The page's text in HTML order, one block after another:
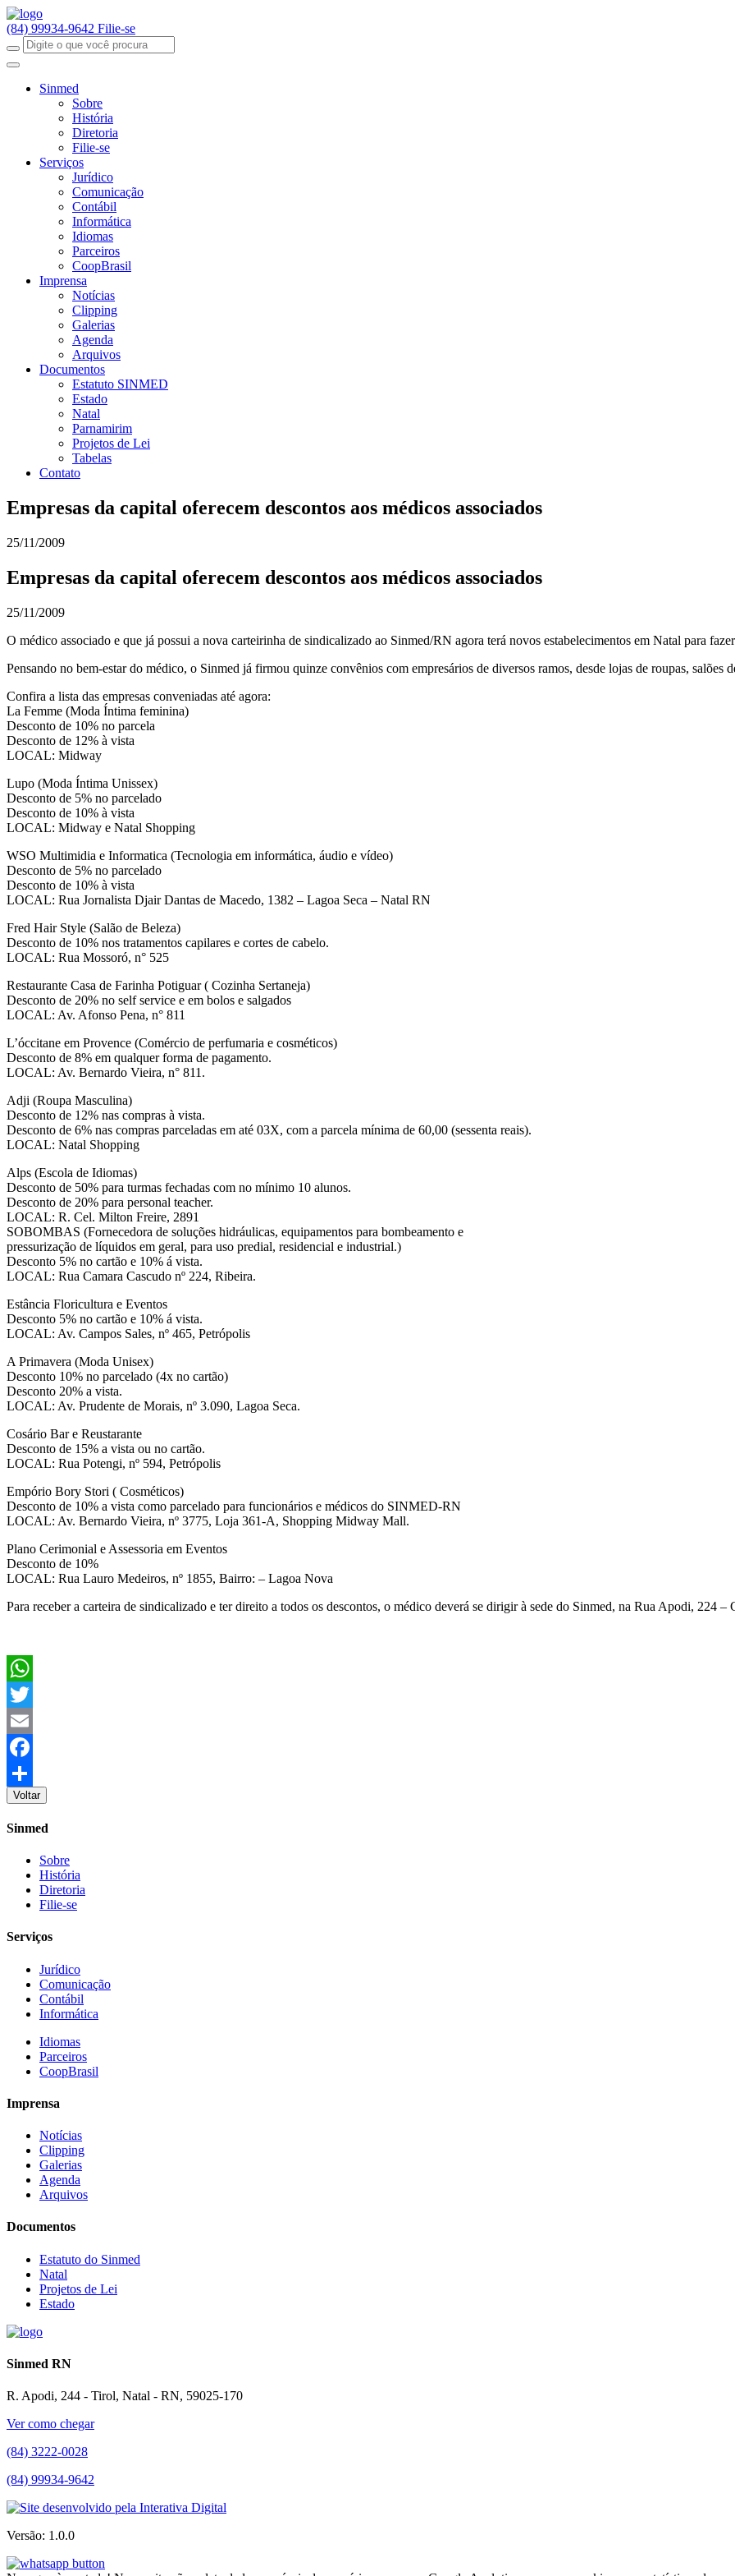
(84) 99934-9642 Filie-se
Sinmed
Sobre
História
Diretoria
Filie-se
Serviços
Jurídico
Comunicação
Contábil
Informática
Idiomas
Parceiros
CoopBrasil
Imprensa
Notícias
Clipping
Galerias
Agenda
Arquivos
Documentos
Estatuto SINMED
Estado
Natal
Parnamirim
Projetos de Lei
Tabelas
Contato
Empresas da capital oferecem descontos aos médicos associados
25/11/2009
Empresas da capital oferecem descontos aos médicos associados
25/11/2009
O médico associado e que já possui a nova carteirinha de sindicalizado ao Sinmed/RN agora terá novos estabelecimentos em Natal para
Pensando no bem-estar do médico, o Sinmed já firmou quinze convênios com empresários de diversos ramos, desde lojas de roupas, salões
Confira a lista das empresas conveniadas até agora:
La Femme (Moda Íntima feminina)
Desconto de 10% no parcela
Desconto de 12% à vista
LOCAL: Midway
Lupo (Moda Íntima Unissex)
Desconto de 5% no parcelado
Desconto de 10% à vista
LOCAL: Midway e Natal Shopping
WSO Multimidia e Informatica (Tecnologia em informática, áudio e vídeo)
Desconto de 5% no parcelado
Desconto de 10% à vista
LOCAL: Rua Jornalista Djair Dantas de Macedo, 1382 – Lagoa Seca – Natal RN
Fred Hair Style (Salão de Beleza)
Desconto de 10% nos tratamentos capilares e cortes de cabelo.
LOCAL: Rua Mossoró, n° 525
Restaurante Casa de Farinha Potiguar ( Cozinha Sertaneja)
Desconto de 20% no self service e em bolos e salgados
LOCAL: Av. Afonso Pena, n° 811
L’óccitane em Provence (Comércio de perfumaria e cosméticos)
Desconto de 8% em qualquer forma de pagamento.
LOCAL: Av. Bernardo Vieira, n° 811.
Adji (Roupa Masculina)
Desconto de 12% nas compras à vista.
Desconto de 6% nas compras parceladas em até 03X, com a parcela mínima de 60,00 (sessenta reais).
LOCAL: Natal Shopping
Alps (Escola de Idiomas)
Desconto de 50% para turmas fechadas com no mínimo 10 alunos.
Desconto de 20% para personal teacher.
LOCAL: R. Cel. Milton Freire, 2891
SOBOMBAS (Fornecedora de soluções hidráulicas, equipamentos para bombeamento e
pressurização de líquidos em geral, para uso predial, residencial e industrial.)
Desconto 5% no cartão e 10% á vista.
LOCAL: Rua Camara Cascudo nº 224, Ribeira.
Estância Floricultura e Eventos
Desconto 5% no cartão e 10% á vista.
LOCAL: Av. Campos Sales, nº 465, Petrópolis
A Primavera (Moda Unisex)
Desconto 10% no parcelado (4x no cartão)
Desconto 20% a vista.
LOCAL: Av. Prudente de Morais, nº 3.090, Lagoa Seca.
Cosário Bar e Reustarante
Desconto de 15% a vista ou no cartão.
LOCAL: Rua Potengi, nº 594, Petrópolis
Empório Bory Stori ( Cosméticos)
Desconto de 10% a vista como parcelado para funcionários e médicos do SINMED-RN
LOCAL: Av. Bernardo Vieira, nº 3775, Loja 361-A, Shopping Midway Mall.
Plano Cerimonial e Assessoria em Eventos
Desconto de 10%
LOCAL: Rua Lauro Medeiros, nº 1855, Bairro: – Lagoa Nova
Para receber a carteira de sindicalizado e ter direito a todos os descontos, o médico deverá se dirigir à sede do Sinmed, na Rua Apodi, 224 –
WhatsApp
Twitter
Email
Facebook
Share
Voltar
Sinmed
Sobre
História
Diretoria
Filie-se
Serviços
Jurídico
Comunicação
Contábil
Informática
Idiomas
Parceiros
CoopBrasil
Imprensa
Notícias
Clipping
Galerias
Agenda
Arquivos
Documentos
Estatuto do Sinmed
Natal
Projetos de Lei
Estado
Sinmed RN
R. Apodi, 244 - Tirol, Natal - RN, 59025-170
Ver como chegar
(84) 3222-0028
(84) 99934-9642
Versão: 1.0.0